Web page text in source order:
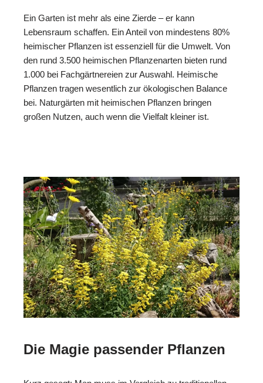
Ein Garten ist mehr als eine Zierde – er kann
Lebensraum schaffen. Ein Anteil von mindestens 80%
heimischer Pflanzen ist essenziell für die Umwelt. Von
den rund 3.500 heimischen Pflanzenarten bieten rund
1.000 bei Fachgärtnereien zur Auswahl. Heimische
Pflanzen tragen wesentlich zur ökologischen Balance
bei. Naturgärten mit heimischen Pflanzen bringen
großen Nutzen, auch wenn die Vielfalt kleiner ist.
Die Magie passender Pflanzen